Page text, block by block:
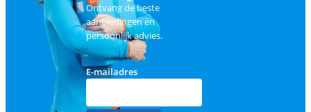
Ontvang de beste
aanbiedingen en
persoonlijk advies.
E-mailadres